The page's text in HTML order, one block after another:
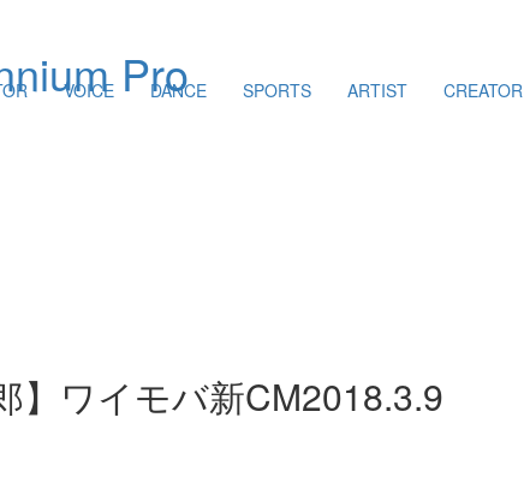
VOICE DANCE SPORTS ARTIST CREATOR
】ワイモバ新CM2018.3.9